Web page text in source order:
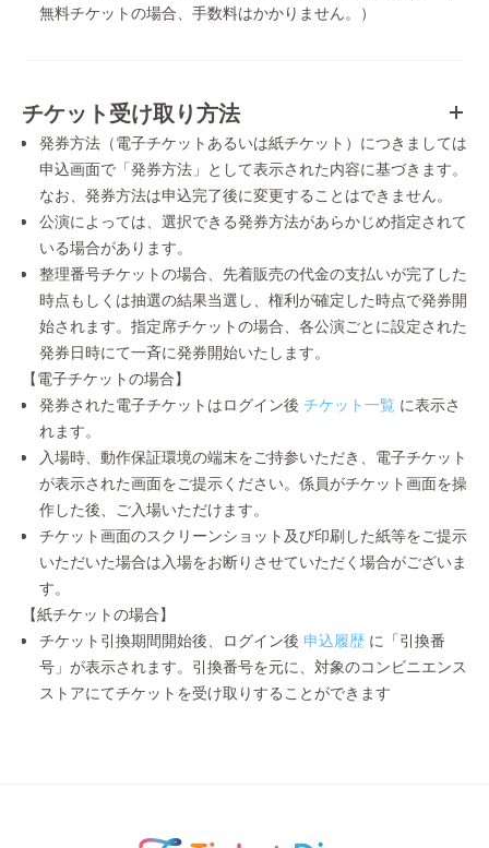
無料チケットの場合、手数料はかかりません。）
チケット受け取り方法
発券方法（電子チケットあるいは紙チケット）につきましては
申込画面で「発券方法」として表示された内容に基づきます。
なお、発券方法は申込完了後に変更することはできません。
公演によっては、選択できる発券方法があらかじめ指定されて
いる場合があります。
整理番号チケットの場合、先着販売の代金の支払いが完了した
時点もしくは抽選の結果当選し、権利が確定した時点で発券開
始されます。指定席チケットの場合、各公演ごとに設定された
発券日時にて一斉に発券開始いたします。
【電子チケットの場合】
発券された電子チケットはログイン後 チケット一覧 に表示さ
れます。
入場時、動作保証環境の端末をご持参いただき、電子チケット
が表示された画面をご提示ください。係員がチケット画面を操
作した後、ご入場いただけます。
チケット画面のスクリーンショット及び印刷した紙等をご提示
いただいた場合は入場をお断りさせていただく場合がございま
す。
【紙チケットの場合】
チケット引換期間開始後、ログイン後 申込履歴 に「引換番
号」が表示されます。引換番号を元に、対象のコンビニエンス
ストアにてチケットを受け取りすることができます